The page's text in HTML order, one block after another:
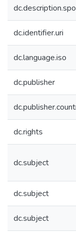
dc.identifier.uri
dc.language.iso
dc.publisher
dc.rights
dc.subject
dc.subject
dc.subject